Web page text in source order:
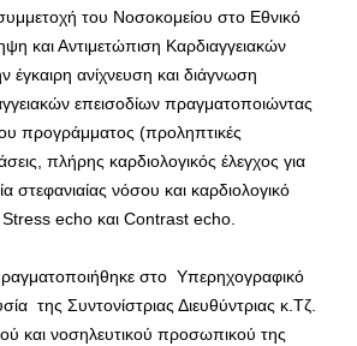
του Νοσοκομείου στο Εθνικό
και Αντιμετώπιση Καρδιαγγειακών
έγκαιρη ανίχνευση και διάγνωση
επεισοδίων πραγματοποιώντας
προγράμματος (προληπτικές
πλήρης καρδιολογικός έλεγχος για
στεφανιαίας νόσου και καρδιολογικό
Stress echo και Contrast echo.
στο Υπερηχογραφικό
της Συντονίστριας Διευθύντριας κ.Τζ.
και νοσηλευτικού προσωπικού της